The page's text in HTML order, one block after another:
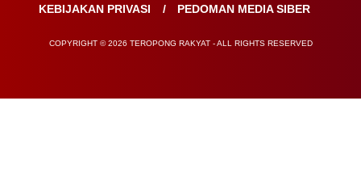
KEBIJAKAN PRIVASI
PEDOMAN MEDIA SIBER
COPYRIGHT © 2026 TEROPONG RAKYAT - ALL RIGHTS RESERVED